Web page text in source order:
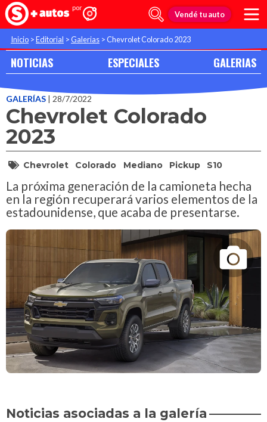
Vendé tu auto
Inicio >Editorial >Galerias >Chevrolet Colorado 2023
NOTICIAS ESPECIALES GALERIAS
GALERÍAS | 28/7/2022
Chevrolet Colorado
2023
Chevrolet Colorado Mediano Pickup S10
La próxima generación de la camioneta hecha
en la región recuperará varios elementos de la
estadounidense, que acaba de presentarse.
Noticias asociadas a la galería